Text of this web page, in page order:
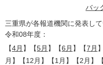
バッ
三重県が各報道機関に発表し
令和08年度：
【4月 】【5月 】【6月 】【7月 】
月】【12月】【1月】【2月】【